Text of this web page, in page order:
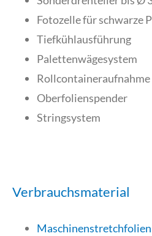
Fotozelle für schwarze
Tiefkühlausführung
Palettenwägesystem
Rollcontaineraufnahme
Oberfolienspender
Stringsystem
Verbrauchsmaterial
Maschinenstretchfolien